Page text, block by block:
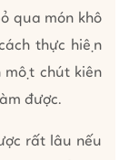
qua món khô
thực hiện
một chút kiên
được.
rất lâu nếu